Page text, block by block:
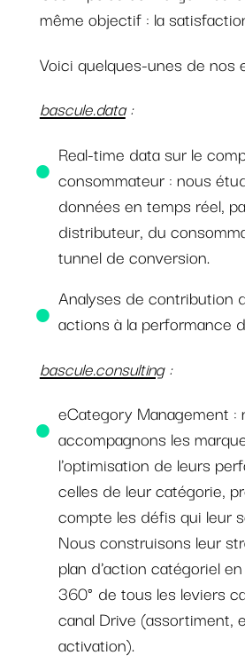
même objectif : la
Voici quelques-unes de nos
bascule.data:
Real-time data sur le
consommateur : nous
données en temps réel,
distributeur, du
tunnel de conversion.
Analyses de contribution
actions à la performance
bascule.consulting:
eCategory Management :
accompagnons les
l'optimisation de leurs
celles de leur catégorie,
compte les défis qui leur
Nous construisons leur
plan d'action catégoriel
360° de tous les leviers
canal Drive (assortiment,
activation).